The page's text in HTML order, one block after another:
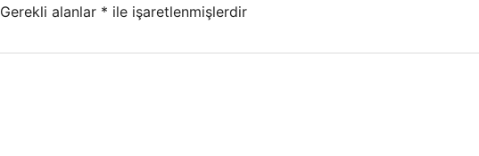
Gerekli alanlar * ile işaretlenmişlerdir